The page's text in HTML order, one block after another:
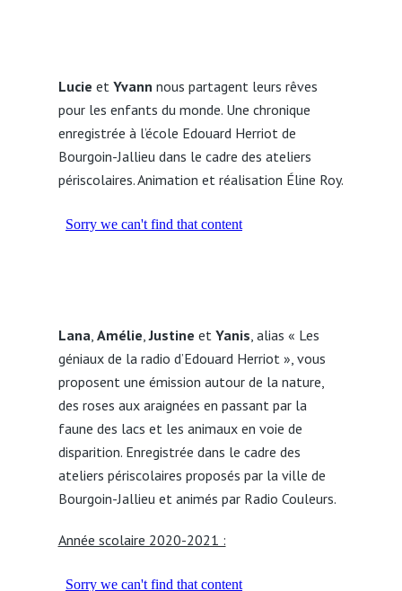
Lucie et Yvann nous partagent leurs rêves
pour les enfants du monde. Une chronique
enregistrée à l’école Edouard Herriot de
Bourgoin-Jallieu dans le cadre des ateliers
périscolaires. Animation et réalisation Éline Roy.
Lana Amélie ,Justine et Yanis , alias « Les
géniaux de la radio d’Edouard Herriot », vous
proposent une émission autour de la nature,
des roses aux araignées en passant par la
faune des lacs et les animaux en voie de
disparition. Enregistrée dans le cadre des
ateliers périscolaires proposés par la ville de
Bourgoin-Jallieu et animés par Radio Couleurs.
Année scolaire 2020-2021 :